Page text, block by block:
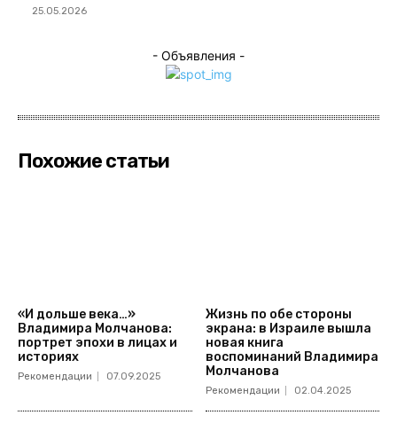
25.05.2026
- Объявления -
Похожие статьи
«И дольше века…»
Владимира Молчанова:
портрет эпохи в лицах и
историях
Рекомендации 07.09.2025
Жизнь по обе стороны
экрана: в Израиле вышла
новая книга
воспоминаний Владимира
Молчанова
Рекомендации 02.04.2025